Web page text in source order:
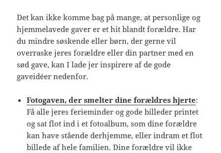
Det kan ikke komme bag på mange, at personlige og
hjemmelavede gaver er et hit blandt forældre. Har
du mindre søskende eller børn, der gerne vil
overraske jeres forældre eller din partner med en
sød gave, kan I lade jer inspirere af de gode
gaveidéer nedenfor.
Fotogaven, der smelter dine forældres hjerte:
Få alle jeres ferieminder og gode billeder printet
og sat flot ind i et fotoalbum, som dine forældre
kan have stående derhjemme, eller indram et flot
billede af hele familien. Dine forældre vil ikke